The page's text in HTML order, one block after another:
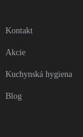
Kontakt
Akcie
Kuchynská hygiena
Blog